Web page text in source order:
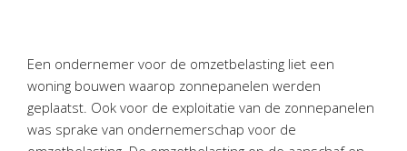
Belastingadvies Purmerend
Online boekhouden
Nieuws&informatie
Een ondernemer voor de omzetbelasting liet een
woning bouwen waarop zonnepanelen werden
geplaatst. Ook voor de exploitatie van de zonnepanelen
was sprake van ondernemerschap voor de